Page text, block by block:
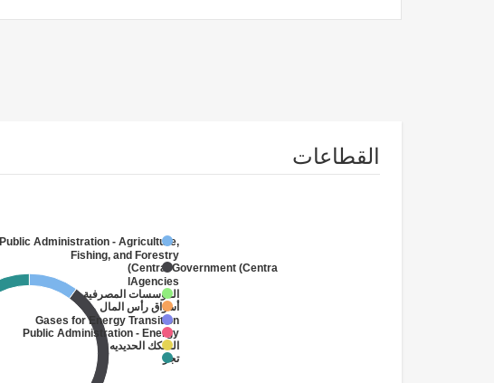
القطاعات
Public Administration - Agriculture,
Fishing, and Forestry
Central Government (Central
Agencies
)
المؤسسات المصرفية
أسواق رأس المال
Gases for Energy Transition
Public Administration - Energy
السكك الحديديه
تجر